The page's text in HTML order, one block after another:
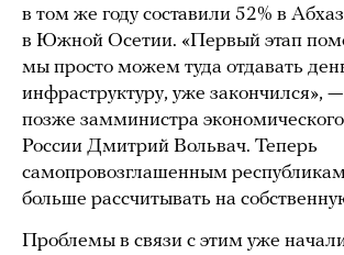
в том же году составили 52% в
в Южной Осетии. «Первый этап
мы просто можем туда отдавать
инфраструктуру, уже закончился»,
позже замминистра
России Дмитрий Вольвач. Теперь
самопровозглашенным
больше рассчитывать на
Проблемы в связи с этим уже